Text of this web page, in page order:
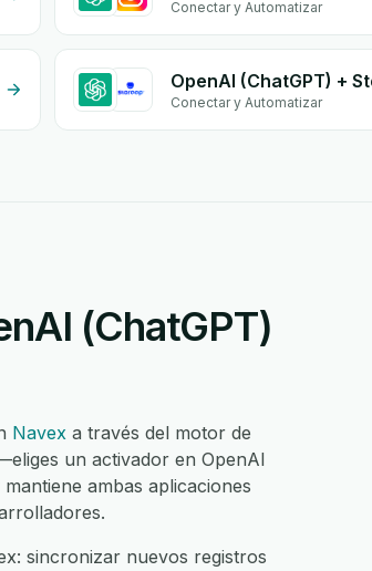
Conectar y Automatizar
OpenAI (ChatGPT) +
Conectar y Automatizar
(ChatGPT)
Navex a través del motor de
un activador en OpenAI
ambas aplicaciones
sincronizar nuevos registros